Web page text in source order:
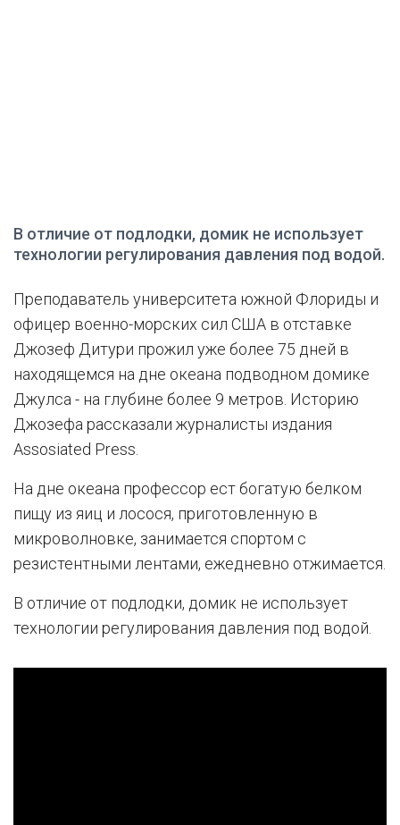
В отличие от подлодки, домик не использует
технологии регулирования давления под водой.
Преподаватель университета южной Флориды и
офицер военно-морских сил США в отставке
Джозеф Дитури прожил уже более 75 дней в
находящемся на дне океана подводном домике
Джулса - на глубине более 9 метров. Историю
Джозефа рассказали журналисты издания
Assosiated Press.
На дне океана профессор ест богатую белком
пищу из яиц и лосося, приготовленную в
микроволновке, занимается спортом с
резистентными лентами, ежедневно отжимается.
В отличие от подлодки, домик не использует
технологии регулирования давления под водой.